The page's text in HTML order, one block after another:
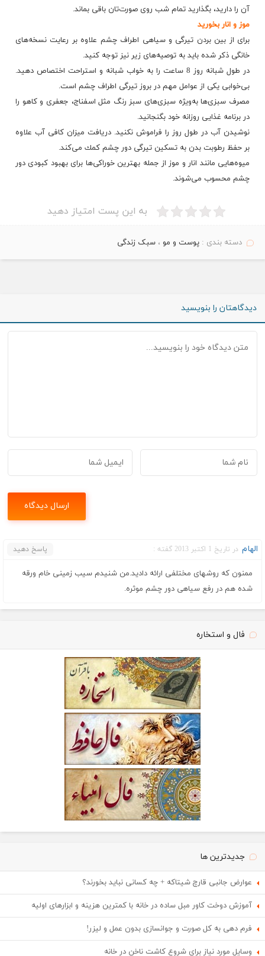
آن را دارید، بگذارید تمام شب روی صورت‌تان باقی بماند.
موز و انار بخورید
برای از بین بردن تیرگی و سیاهی اطراف چشم علاوه بر رعایت نسخه‌های
خانگی ذكر شده باید به توصیه‌های زیر نیز توجه كنید.
در طول شبانه روز 8 ساعت را به خواب شبانه و استراحت اختصاص دهید.
بی‌خوابی یكی از عوامل مهم در بروز تیرگی اطراف چشم است.
مصرف سبزی‌ها به‌ویژه سبزی‌های سبز رنگ مثل اسفناج، جعفری و كاهو را
در برنامه غذایی روزانه خود بگنجانید.
نوشیدن آب در طول روز را فراموش نكنید. دریافت میزان كافی آب علاوه
بر حفظ رطوبت بدن به تسكین تیرگی دور چشم كمك می‌كند.
میوه‌هایی مانند انار و موز از جمله بهترین خوراكی‌ها برای بهبود كبودی دور
چشم محسوب می‌شوند.
به این پست امتیاز دهید
دسته بندی :پوست و مو ،سبک زندگی
دیدگاهتان را بنویسید
الهام در تاریخ 1 اکتبر 2013 گفته : پاسخ دهید
ممنون که روشهای مختلفی ارائه دادید.من شنیدم سیب زمینی خام ورقه
شده هم در رفع سیاهی دور چشم موثره.
فال و استخاره
جدیدترین ها
عوارض جانبی قارچ شیتاکه + چه کسانی نباید بخورند؟
آموزش دوخت کاور مبل ساده در خانه با کمترین هزینه و ابزارهای اولیه
فرم دهی به کل صورت و جوانسازی بدون عمل و لیزر!
وسایل مورد نیاز برای شروع کاشت ناخن در خانه